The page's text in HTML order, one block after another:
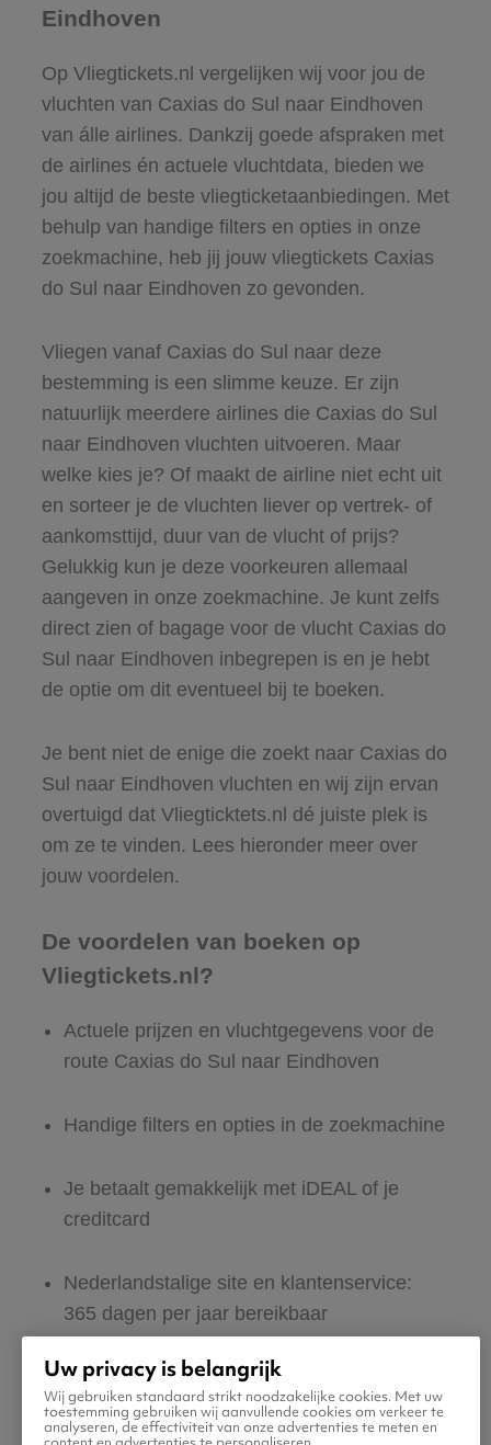
Eindhoven
Op Vliegtickets.nl vergelijken wij voor jou de
vluchten van Caxias do Sul naar Eindhoven
van álle airlines. Dankzij goede afspraken met
de airlines én actuele vluchtdata, bieden we
jou altijd de beste vliegticketaanbiedingen. Met
behulp van handige filters en opties in onze
zoekmachine, heb jij jouw vliegtickets Caxias
do Sul naar Eindhoven zo gevonden.
Vliegen vanaf Caxias do Sul naar deze
bestemming is een slimme keuze. Er zijn
natuurlijk meerdere airlines die Caxias do Sul
naar Eindhoven vluchten uitvoeren. Maar
welke kies je? Of maakt de airline niet echt uit
en sorteer je de vluchten liever op vertrek- of
aankomsttijd, duur van de vlucht of prijs?
Gelukkig kun je deze voorkeuren allemaal
aangeven in onze zoekmachine. Je kunt zelfs
direct zien of bagage voor de vlucht Caxias do
Sul naar Eindhoven inbegrepen is en je hebt
de optie om dit eventueel bij te boeken.
Je bent niet de enige die zoekt naar Caxias do
Sul naar Eindhoven vluchten en wij zijn ervan
overtuigd dat Vliegticktets.nl dé juiste plek is
om ze te vinden. Lees hieronder meer over
jouw voordelen.
De voordelen van boeken op
Vliegtickets.nl?
Actuele prijzen en vluchtgegevens voor de
route Caxias do Sul naar Eindhoven
Handige filters en opties in de zoekmachine
Je betaalt gemakkelijk met iDEAL of je
creditcard
Nederlandstalige site en klantenservice:
365 dagen per jaar bereikbaar
Zeker van veilig boeken en betalen
Boek ook direct een hotel of huurauto voor
Uw privacy is belangrijk
Wij gebruiken standaard strikt noodzakelijke cookies. Met uw
toestemming gebruiken wij aanvullende cookies om verkeer te
analyseren, de effectiviteit van onze advertenties te meten en